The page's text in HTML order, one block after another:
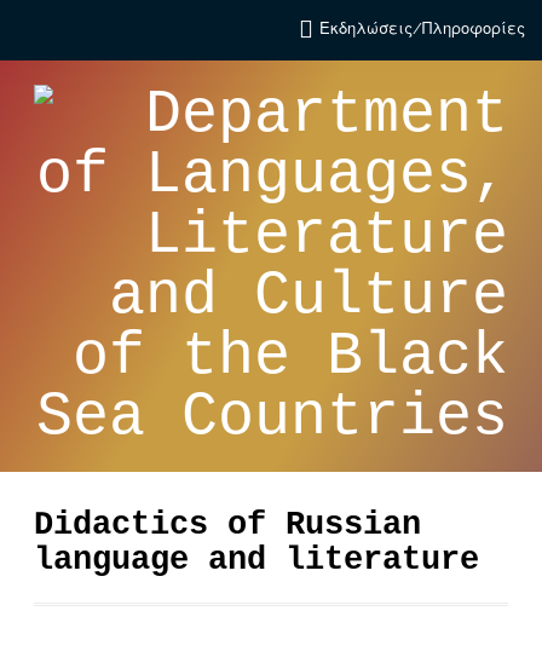
Εκδηλώσεις/Πληροφορίες
Didactics of Russian
language and literature